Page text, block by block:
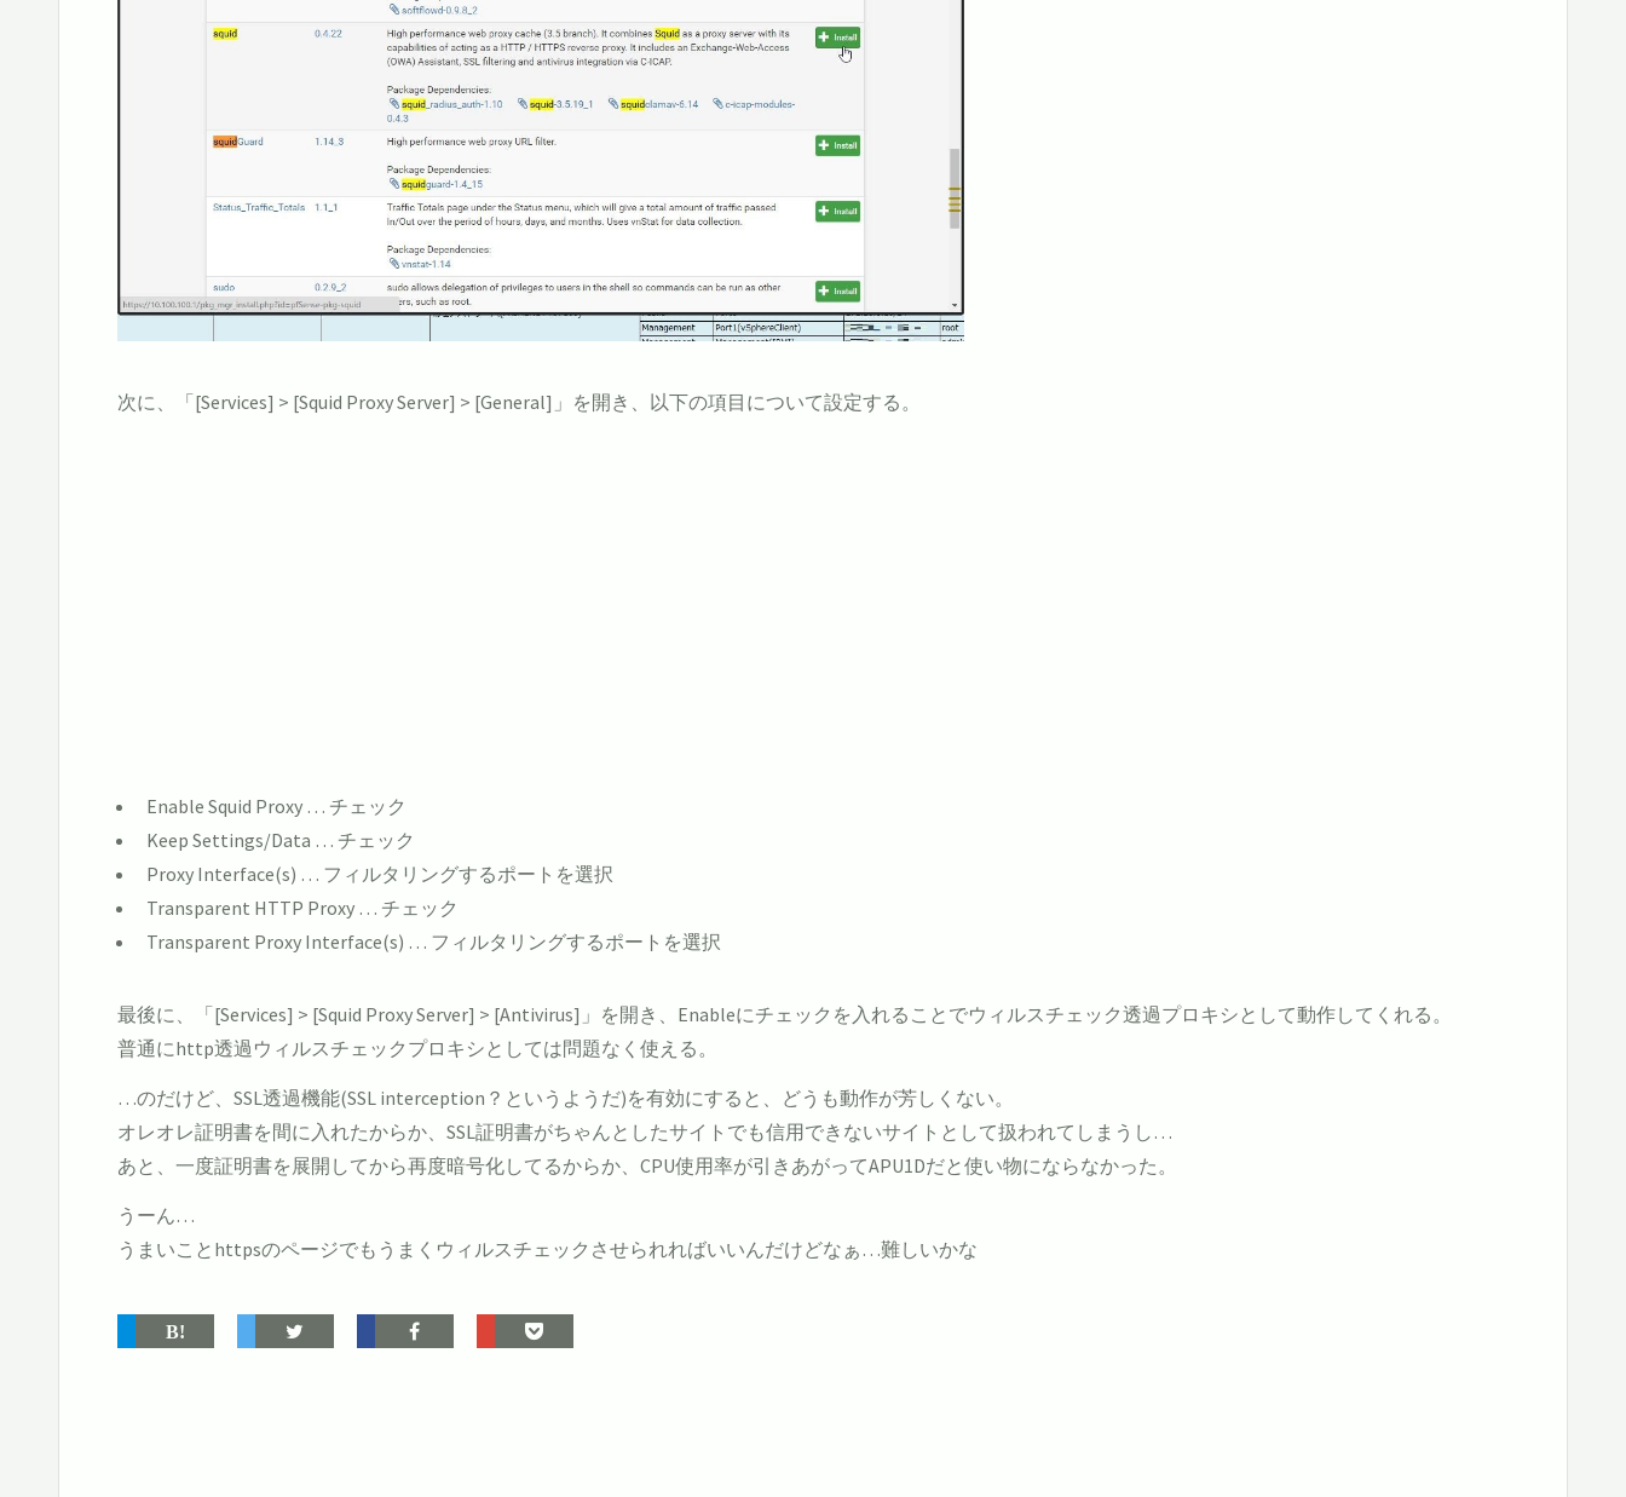
次に、「[Services] > [Squid Proxy Server] > [General]」を開き、以下の項目について設定する。
Enable Squid Proxy … チェック
Keep Settings/Data … チェック
Proxy Interface(s) … フィルタリングするポートを選択
Transparent HTTP Proxy … チェック
Transparent Proxy Interface(s) … フィルタリングするポートを選択
最後に、「[Services] > [Squid Proxy Server] > [Antivirus]」を開き、Enableにチェックを入れることでウィルスチェック透過プロキシとして動作してくれる。
普通にhttp透過ウィルスチェックプロキシとしては問題なく使える。
…のだけど、SSL透過機能(SSL interception？というようだ)を有効にすると、どうも動作が芳しくない。
オレオレ証明書を間に入れたからか、SSL証明書がちゃんとしたサイトでも信用できないサイトとして扱われてしまうし…
あと、一度証明書を展開してから再度暗号化してるからか、CPU使用率が引きあがってAPU1Dだと使い物にならなかった。
うーん…
うまいことhttpsのページでもうまくウィルスチェックさせられればいいんだけどなぁ…難しいかな